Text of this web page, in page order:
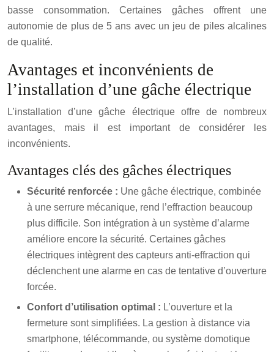
basse consommation. Certaines gâches offrent une
autonomie de plus de 5 ans avec un jeu de piles alcalines
de qualité.
Avantages et inconvénients de
l’installation d’une gâche électrique
L’installation d’une gâche électrique offre de nombreux
avantages, mais il est important de considérer les
inconvénients.
Avantages clés des gâches électriques
Sécurité renforcée : Une gâche électrique, combinée
à une serrure mécanique, rend l’effraction beaucoup
plus difficile. Son intégration à un système d’alarme
améliore encore la sécurité. Certaines gâches
électriques intègrent des capteurs anti-effraction qui
déclenchent une alarme en cas de tentative d’ouverture
forcée.
Confort d’utilisation optimal : L’ouverture et la
fermeture sont simplifiées. La gestion à distance via
smartphone, télécommande, ou système domotique